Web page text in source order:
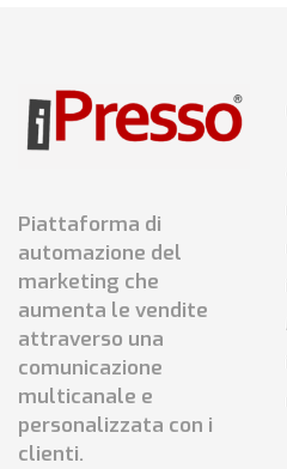
Piattaforma di
automazione del
marketing che
aumenta le vendite
attraverso una
comunicazione
multicanale e
personalizzata con i
clienti.